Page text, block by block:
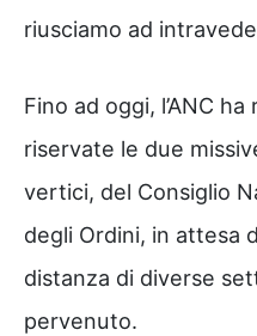
riusciamo ad
Fino ad oggi, l’ANC
riservate le due
vertici, del Consiglio
degli Ordini, in attesa
distanza di diverse
pervenuto.